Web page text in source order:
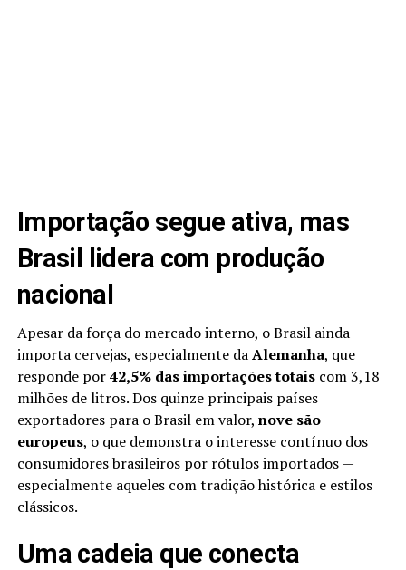
Importação segue ativa, mas
Brasil lidera com produção
nacional
Apesar da força do mercado interno, o Brasil ainda
importa cervejas, especialmente daAlemanha, que
responde por42,5% das importações totaiscom 3,18
milhões de litros. Dos quinze principais países
exportadores para o Brasil em valor, nove são
europeus, o que demonstra o interesse contínuo dos
consumidores brasileiros por rótulos importados —
especialmente aqueles com tradição histórica e estilos
clássicos.
Uma cadeia que conecta